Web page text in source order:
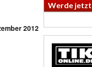
2012
Werde jetzt